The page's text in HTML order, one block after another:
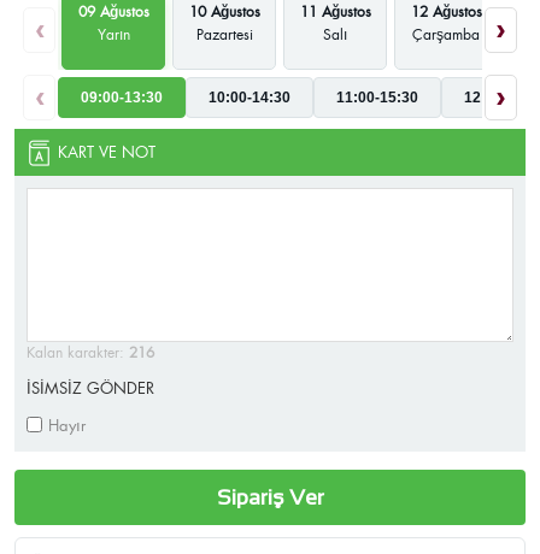
‹
09 Ağustos
Yarın
10 Ağustos
Pazartesi
11 Ağustos
Salı
12 Ağustos
Çarşamba
›
‹ 09:00-13:30 10:00-14:30 11:00-15:30 12:00-
›
KART VE NOT
Kalan karakter: 216
İSİMSİZ GÖNDER
Hayır
Sipariş Ver